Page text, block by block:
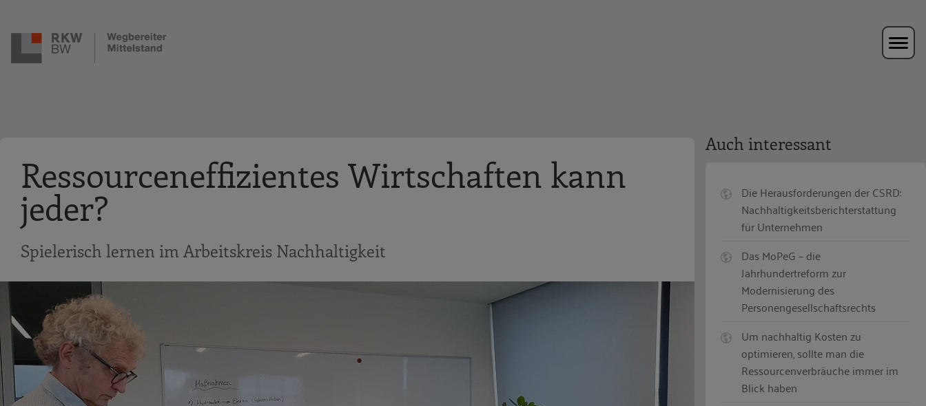
Ressourceneffizientes Wirtschaften kann
jeder?
Spielerisch lernen im Arbeitskreis Nachhaltigkeit
Auch interessant
Die Herausforderungen der CSRD:
Nachhaltigkeitsberichterstattung
für Unternehmen
Das MoPeG – die
Jahrhundertreform zur
Modernisierung des
Personengesellschaftsrechts
Um nachhaltig Kosten zu
optimieren, sollte man die
Ressourcenverbräuche immer im
Blick haben